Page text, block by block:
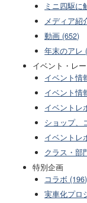
ミニ四駆に
メディア紹
動画 (652)
年末のアレ
イベント・レ
イベント情
イベント情
イベントレ
ショップ、
イベントレ
クラス・部
特別企画
コラボ (196)
実車化プロ